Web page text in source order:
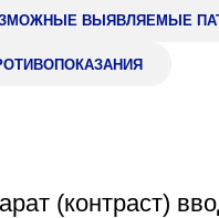
ВЫЯВЛЯЕМЫЕ
(контраст)